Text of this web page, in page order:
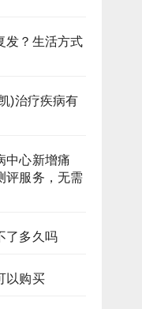
发？生活方式
)治疗疾病有
中心新增痛
评服务，无需
了多久吗
以购买